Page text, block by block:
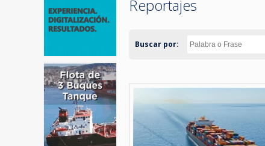
Reportajes
Buscar por: